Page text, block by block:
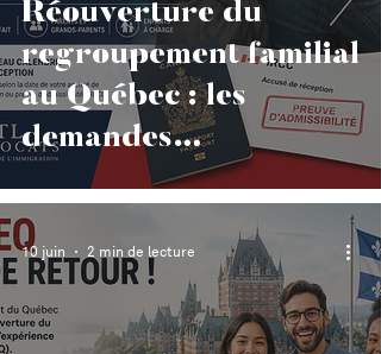
Réouverture du
regroupement familial
au Québec : les
demandes
d'engagement
reprendront le 2
juillet 2026
10 juin 2 min de lecture